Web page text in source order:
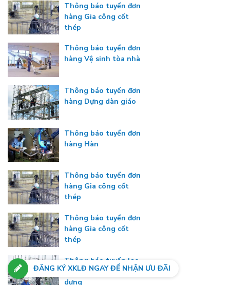
Thông báo tuyển đơn
hàng Gia công cốt
thép
Thông báo tuyển đơn
hàng Vệ sinh tòa nhà
Thông báo tuyển đơn
hàng Dựng dàn giáo
Thông báo tuyển đơn
hàng Hàn
Thông báo tuyển đơn
hàng Gia công cốt
thép
Thông báo tuyển đơn
hàng Gia công cốt
thép
Thông báo tuyển lao
động đặc định – xây
dựng
ĐĂNG KÝ XKLĐ NGAY ĐỂ NHẬN ƯU ĐÃI